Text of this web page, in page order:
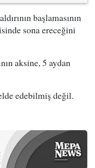
başlamasının
sona ereceğini
aksine, 5 aydan
edebilmiş değil.